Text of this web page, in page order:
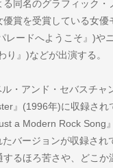
同名のグラフィック・
賞を受賞している女優
レードへようこそ』)や
』)などが出演する。
・アンド・セバスチャ
』(1996年)に収録さ
a Modern Rock Song
バージョンが収録され
るほろ苦さや、どこか